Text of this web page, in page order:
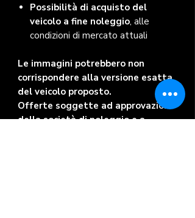
Possibilità di acquisto del
veicolo a fine noleggio, alle
condizioni di mercato attuali
Le immagini potrebbero non
corrispondere alla versione esatta
del veicolo proposto.
Offerte soggette ad approvazione
della società di noleggio e a